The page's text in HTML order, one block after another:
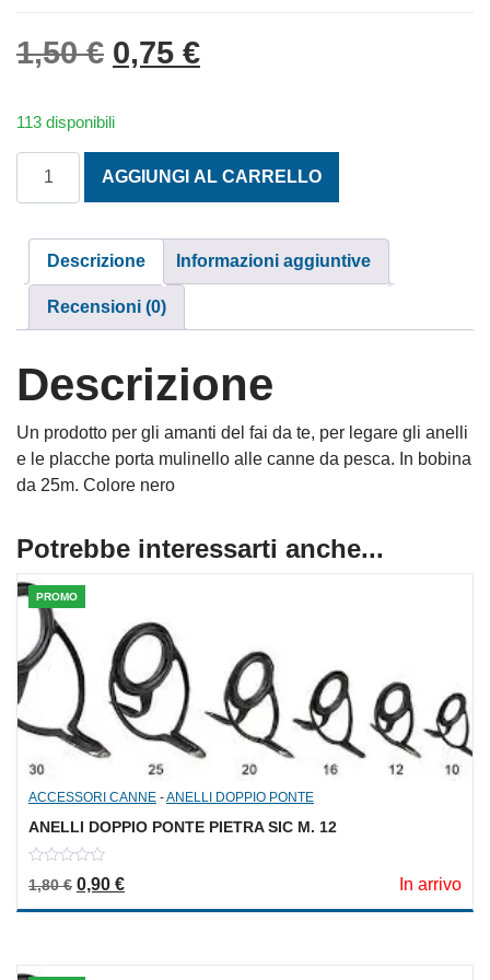
1,50€ Il prezzo originale era:
0,75 €Il prezzo attuale è:
113 disponibili
AGGIUNGI AL CARRELLO
Descrizione Informazioni aggiuntive
Recensioni (0)
Descrizione
Un prodotto per gli amanti del fai da te, per legare gli anelli
e le placche porta mulinello alle canne da pesca. In bobina
da 25m. Colore nero
Potrebbe interessarti anche...
PROMO
ACCESSORI CANNE -ANELLI DOPPIO PONTE
ANELLI DOPPIO PONTE PIETRA SIC M. 12
out
1,80€ Il prezzo originale era: 1,80 €.
0,90 €Il prezzo attuale è: 0,90 €. In arrivo